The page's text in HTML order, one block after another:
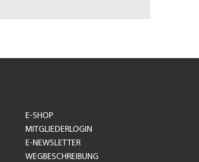
E-SHOP
MITGLIEDERLOGIN
E-NEWSLETTER
WEGBESCHREIBUNG